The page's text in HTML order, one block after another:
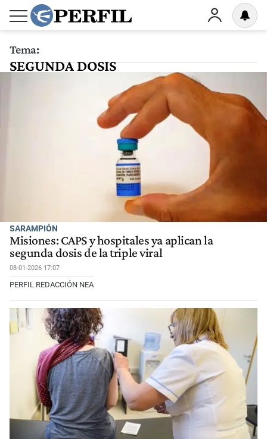
Tema:
SEGUNDA DOSIS
SARAMPIÓN
Misiones: CAPS y hospitales ya aplican la
segunda dosis de la triple viral
08-01-2026 17:07
PERFIL REDACCIÓN NEA